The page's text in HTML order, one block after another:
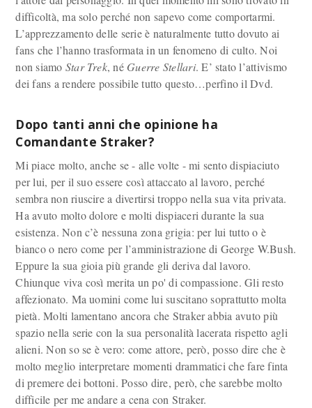
difficoltà, ma solo perché non sapevo come comportarmi.
L’apprezzamento delle serie è naturalmente tutto dovuto ai
fans che l’hanno trasformata in un fenomeno di culto. Noi
non siamo Star Trek, né Guerre Stellari. E’ stato l’attivismo
dei fans a rendere possibile tutto questo…perfino il Dvd.
Dopo tanti anni che opinione ha
Comandante Straker?
Mi piace molto, anche se - alle volte - mi sento dispiaciuto
per lui, per il suo essere così attaccato al lavoro, perché
sembra non riuscire a divertirsi troppo nella sua vita privata.
Ha avuto molto dolore e molti dispiaceri durante la sua
esistenza. Non c’è nessuna zona grigia: per lui tutto o è
bianco o nero come per l’amministrazione di George W.Bush.
Eppure la sua gioia più grande gli deriva dal lavoro.
Chiunque viva così merita un po' di compassione. Gli resto
affezionato. Ma uomini come lui suscitano soprattutto molta
pietà. Molti lamentano ancora che Straker abbia avuto più
spazio nella serie con la sua personalità lacerata rispetto agli
alieni. Non so se è vero: come attore, però, posso dire che è
molto meglio interpretare momenti drammatici che fare finta
di premere dei bottoni. Posso dire, però, che sarebbe molto
difficile per me andare a cena con Straker.